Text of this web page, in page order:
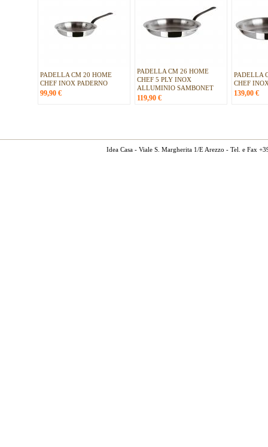
PADELLA CM 20 HOME
CHEF INOX PADERNO
99,90 €
PADELLA CM 26 HOME
CHEF 5 PLY INOX
ALLUMINIO SAMBONET
119,90 €
PADELLA
CHEF
139,00 €
Idea Casa - Viale S. Margherita 1/E Arezzo - Tel. e Fax